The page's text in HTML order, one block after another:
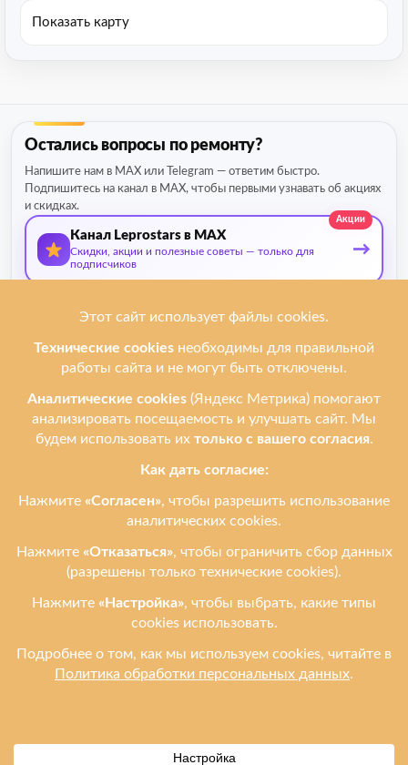
Показать карту
Остались вопросы по ремонту?
Напишите нам в MAX или Telegram — ответим быстро.
Подпишитесь на канал в MAX, чтобы первыми узнавать об акциях
и скидках.
Акции
Канал Leprostars в MAX
Скидки, акции и полезные советы — только для
подписчиков
→
О нас
Мы ремонтируем
Ремонтируем бренды
Контакты
Ульяновск, ул. Рябикова, 37
Фото входа и ориентиры →
leprostars@gmail.com
Пн–Пт: 11:00–18:00
2012–2026 Leprostars.ru (Лепростарс точка ру) — ремонт телефонов,
планшетов и ноутбуков в Ульяновске